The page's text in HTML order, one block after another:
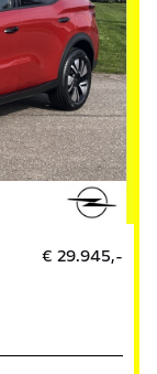
€ 29.945,-